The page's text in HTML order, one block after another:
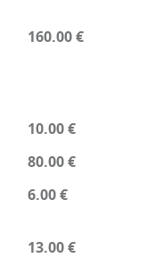
160.00 €
10.00 €
80.00 €
6.00 €
13.00 €